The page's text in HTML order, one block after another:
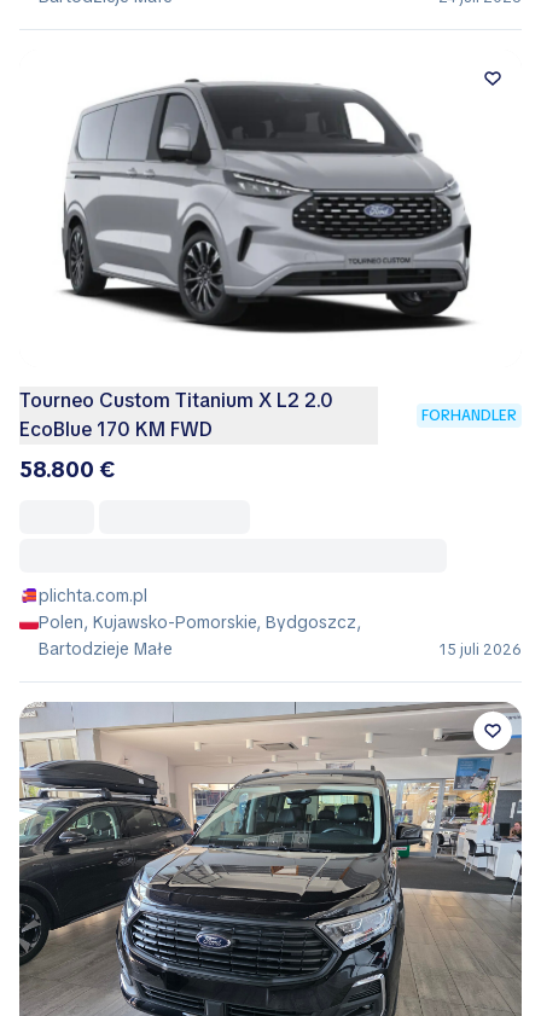
Tourneo Custom Titanium X L2 2.0
EcoBlue 170 KM FWD
FORHANDLER
58.800 €
plichta.com.pl
Polen, Kujawsko-Pomorskie, Bydgoszcz,
Bartodzieje Małe
15 juli 2026